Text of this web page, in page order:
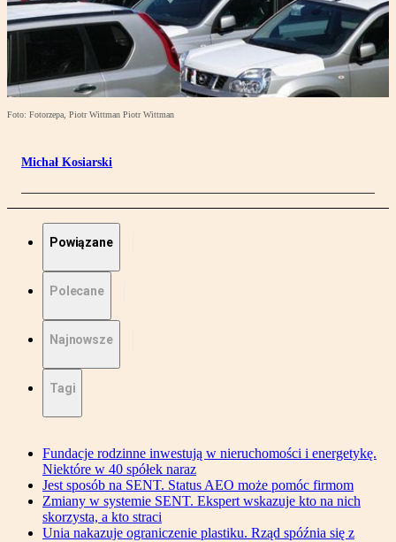
Foto: Fotorzepa, Piotr Wittman Piotr Wittman
Michał Kosiarski
Powiązane
Polecane
Najnowsze
Tagi
Fundacje rodzinne inwestują w nieruchomości i energetykę.
Niektóre w 40 spółek naraz
Jest sposób na SENT. Status AEO może pomóc firmom
Zmiany w systemie SENT. Ekspert wskazuje kto na nich
skorzysta, a kto straci
Unia nakazuje ograniczenie plastiku. Rząd spóźnia się z